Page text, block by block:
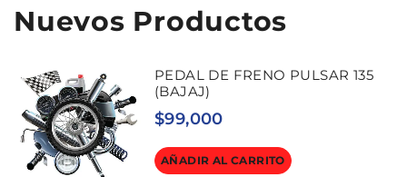
Nuevos Productos
PEDAL DE FRENO PULSAR 135
(BAJAJ)
$99,000
AÑADIR AL CARRITO